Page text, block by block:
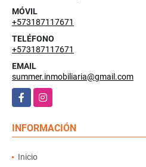
MÓVIL
+573187117671
TELÉFONO
+573187117671
EMAIL
summer.inmobiliaria@gmail.com
FacebookInstagram
INFORMACIÓN
Inicio